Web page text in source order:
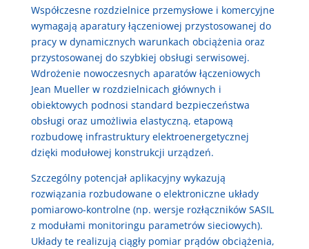
Współczesne rozdzielnice przemysłowe i komercyjne
wymagają aparatury łączeniowej przystosowanej do
pracy w dynamicznych warunkach obciążenia oraz
przystosowanej do szybkiej obsługi serwisowej.
Wdrożenie nowoczesnych aparatów łączeniowych
Jean Mueller w rozdzielnicach głównych i
obiektowych podnosi standard bezpieczeństwa
obsługi oraz umożliwia elastyczną, etapową
rozbudowę infrastruktury elektroenergetycznej
dzięki modułowej konstrukcji urządzeń.
Szczególny potencjał aplikacyjny wykazują
rozwiązania rozbudowane o elektroniczne układy
pomiarowo-kontrolne (np. wersje rozłączników SASIL
z modułami monitoringu parametrów sieciowych).
Układy te realizują ciągły pomiar prądów obciążenia,